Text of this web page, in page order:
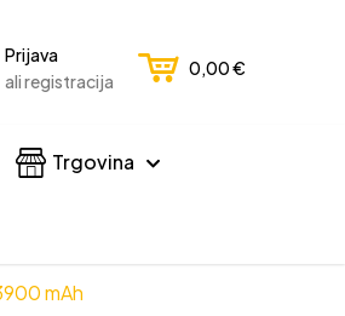
Prijava
ali registracija
0,00€
Trgovina
mAh